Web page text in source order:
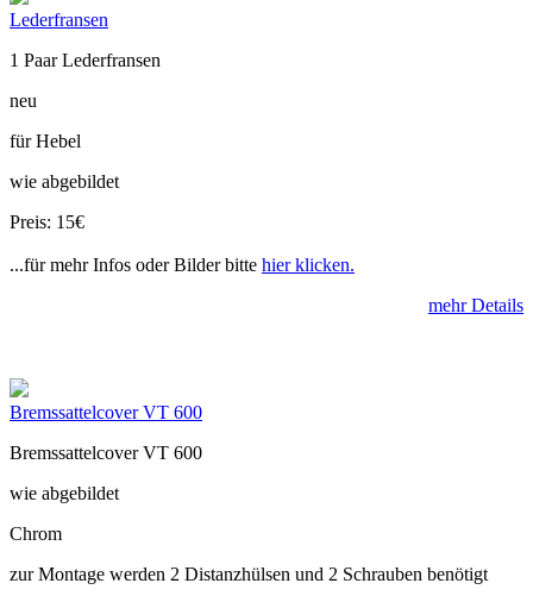
Lederfransen
1 Paar Lederfransen
neu
für Hebel
wie abgebildet
Preis: 15€
...für mehr Infos oder Bilder bitte hier klicken.
mehr Details
Bremssattelcover VT 600
Bremssattelcover VT 600
wie abgebildet
Chrom
zur Montage werden 2 Distanzhülsen und 2 Schrauben benötigt